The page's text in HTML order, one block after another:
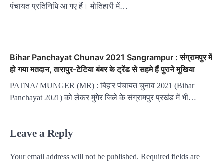
पंचायत प्रतिनिधि आ गए हैं। मोतिहारी में…
Bihar Panchayat Chunav 2021 Sangrampur : संग्रामपुर में
हो गया मतदान, तारापुर-टेटिया बंबर के ट्रेंड से सहमे हैं पुराने मुखिया
PATNA/ MUNGER (MR) : बिहार पंचायत चुनाव 2021 (Bihar
Panchayat 2021) को लेकर मुंगेर जिले के संग्रामपुर प्रखंड में भी…
Leave a Reply
Your email address will not be published. Required fields are